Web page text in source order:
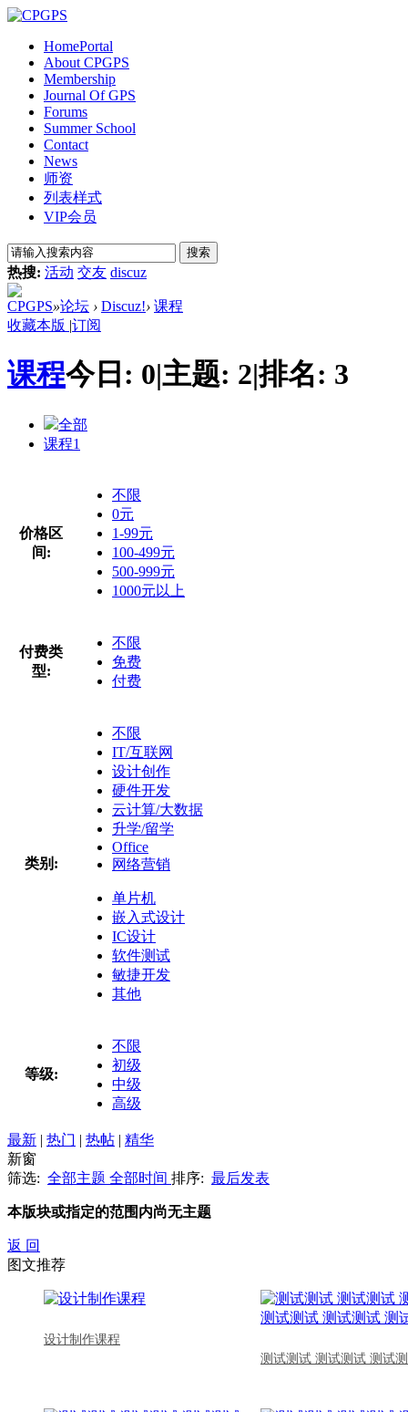
HomePortal
About CPGPS
Membership
Journal Of GPS
Forums
Summer School
Contact
News
师资
列表样式
VIP会员
搜索
热搜: 活动 交友 discuz
CPGPS»论坛 › Discuz!› 课程
收藏本版 |订阅
课程今日: 0|主题: 2|排名: 3
全部
课程1
价格区
间:
不限
0元
1-99元
100-499元
500-999元
1000元以上
付费类
型:
不限
免费
付费
类别:
不限
IT/互联网
设计创作
硬件开发
云计算/大数据
升学/留学
Office
网络营销
单片机
嵌入式设计
IC设计
软件测试
敏捷开发
其他
等级:
不限
初级
中级
高级
最新 | 热门 | 热帖 | 精华
新窗
筛选: 全部主题 全部时间 排序: 最后发表
本版块或指定的范围内尚无主题
返 回
图文推荐
设计制作课程
测试测试 测试测试 测试